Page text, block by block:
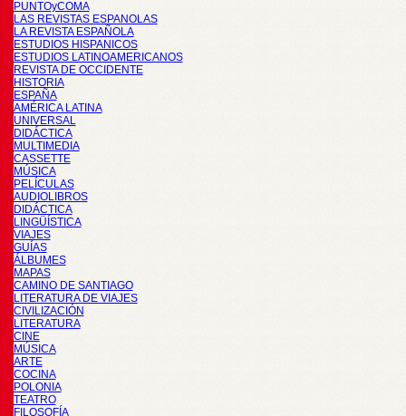
PUNTOyCOMA
LAS REVISTAS ESPANOLAS
LA REVISTA ESPAÑOLA
ESTUDIOS HISPANICOS
ESTUDIOS LATINOAMERICANOS
REVISTA DE OCCIDENTE
HISTORIA
ESPAÑA
AMÉRICA LATINA
UNIVERSAL
DIDÁCTICA
MULTIMEDIA
CASSETTE
MÚSICA
PELÍCULAS
AUDIOLIBROS
DIDÁCTICA
LINGÜÍSTICA
VIAJES
GUÍAS
ÁLBUMES
MAPAS
CAMINO DE SANTIAGO
LITERATURA DE VIAJES
CIVILIZACIÓN
LITERATURA
CINE
MÚSICA
ARTE
COCINA
POLONIA
TEATRO
FILOSOFÍA